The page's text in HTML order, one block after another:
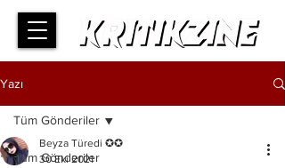
Yazı
Tüm Gönderiler
Tüm Gönderiler
Beyza Türedi ✪✪
30 Eki 2021